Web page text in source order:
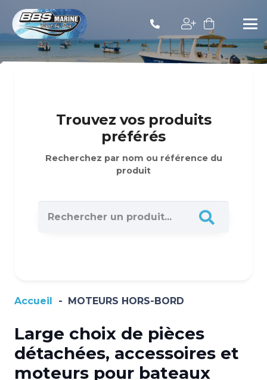
Trouvez vos produits
préférés
Recherchez par nom ou référence du
produit
Accueil - MOTEURS HORS-BORD
Large choix de pièces
détachées, accessoires et
moteurs pour bateaux